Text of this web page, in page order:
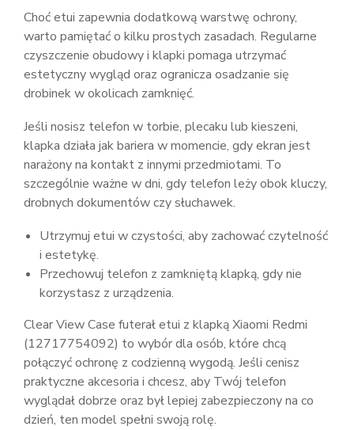
Choć etui zapewnia dodatkową warstwę ochrony,
warto pamiętać o kilku prostych zasadach. Regularne
czyszczenie obudowy i klapki pomaga utrzymać
estetyczny wygląd oraz ogranicza osadzanie się
drobinek w okolicach zamknięć.
Jeśli nosisz telefon w torbie, plecaku lub kieszeni,
klapka działa jak bariera w momencie, gdy ekran jest
narażony na kontakt z innymi przedmiotami. To
szczególnie ważne w dni, gdy telefon leży obok kluczy,
drobnych dokumentów czy słuchawek.
Utrzymuj etui w czystości, aby zachować czytelność
i estetykę.
Przechowuj telefon z zamkniętą klapką, gdy nie
korzystasz z urządzenia.
Clear View Case futerał etui z klapką Xiaomi Redmi
(12717754092) to wybór dla osób, które chcą
połączyć ochronę z codzienną wygodą. Jeśli cenisz
praktyczne akcesoria i chcesz, aby Twój telefon
wyglądał dobrze oraz był lepiej zabezpieczony na co
dzień, ten model spełni swoją rolę.